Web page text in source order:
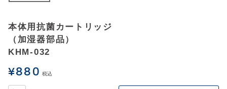
本体用抗菌カートリッジ
（加湿器部品）
KHM-032
¥880 税込